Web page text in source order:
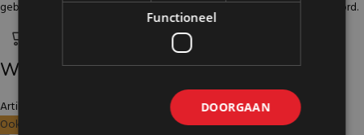
Wand wit op wielen HxB156x104cm
Artikelnummer: 10110 Excl. BTW
Ook te huur
Functioneel
DOORGAAN